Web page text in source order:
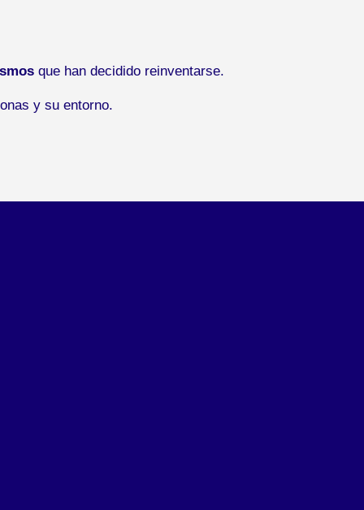
que han decidido reinventarse.
y su entorno.